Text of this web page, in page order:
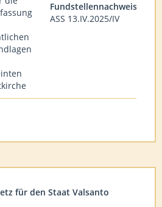
Fundstellennachweis
ASS 13.IV.2025/IV
für den Staat Valsanto